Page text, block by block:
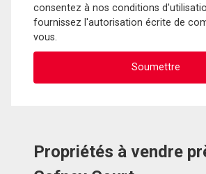
consentez à nos conditions
fournissez l'autorisation écrite de
vous.
Propriétés à vendre